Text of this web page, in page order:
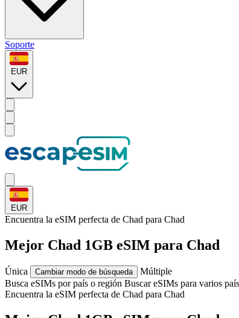
Soporte
EUR
EUR
Encuentra la eSIM perfecta de Chad para Chad
Mejor Chad 1GB eSIM para Chad
Única Cambiar modo de búsqueda
Múltiple
Busca eSIMs por país o región Buscar eSIMs para varios
Encuentra la eSIM perfecta de Chad para Chad